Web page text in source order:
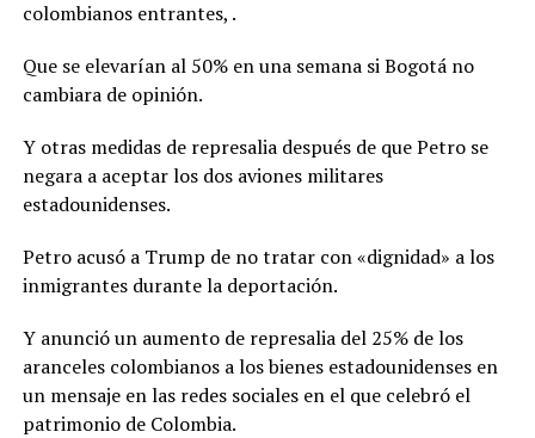
colombianos entrantes, .
Que se elevarían al 50% en una semana si Bogotá no
cambiara de opinión.
Y otras medidas de represalia después de que Petro se
negara a aceptar los dos aviones militares
estadounidenses.
Petro acusó a Trump de no tratar con «dignidad» a los
inmigrantes durante la deportación.
Y anunció un aumento de represalia del 25% de los
aranceles colombianos a los bienes estadounidenses en
un mensaje en las redes sociales en el que celebró el
patrimonio de Colombia.